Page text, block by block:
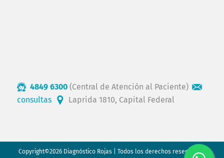
4849 6300 (Central de Atención al Paciente)
consultas
Laprida 1810, Capital Federal
Copyright©2026 Diagnóstico Rojas | Todos los derechos reservados.